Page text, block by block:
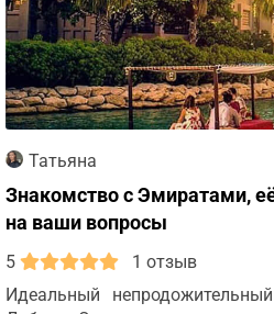
Татьяна
Знакомство с Эмиратами,
на ваши вопросы
5
1 отзыв
Идеальный